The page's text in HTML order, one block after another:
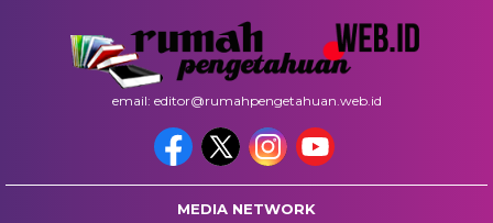
email: editor@rumahpengetahuan.web.id
MEDIA NETWORK